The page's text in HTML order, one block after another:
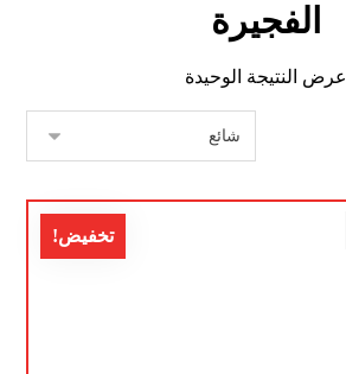
الفجيرة
عرض النتيجة الوحيدة
تخفيض!